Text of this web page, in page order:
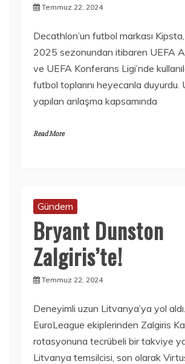
Temmuz 22, 2024
Decathlon’un futbol markası
2025 sezonundan itibaren UEFA
ve UEFA Konferans Ligi’nde
futbol toplarını heyecanla duyurdu.
yapılan anlaşma kapsamında
Read More
Gündem
Bryant Dunston
Zalgiris’te!
Temmuz 22, 2024
Deneyimli uzun Litvanya’ya yol aldı.
EuroLeague ekiplerinden Zalgiris
rotasyonuna tecrübeli bir takviye
Litvanya temsilcisi, son olarak